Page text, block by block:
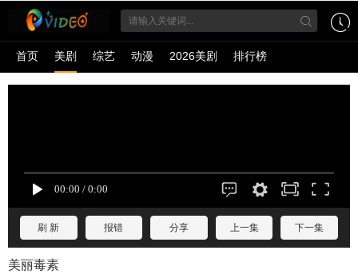
首页 美剧 综艺 动漫 2026美剧 排行榜
刷 新 报错 分享 上一集 下一集
美丽毒素